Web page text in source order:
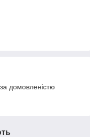
домовленістю